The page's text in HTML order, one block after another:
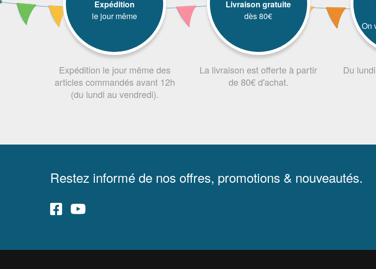
Expédition
le jour même
Expédition le jour même des
articles commandés avant 12h
(du lundi au vendredi).
Livraison gratuite
dès 80€
La livraison est offerte à partir
de 80€ d'achat.
On
Du
Restez informé de nos offres, promotions & nouveautés.